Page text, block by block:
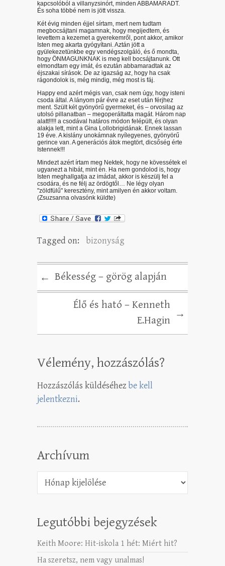
kapcsolóból a villanyzsinórt, minden ABBAMARADT.
És soha többé nem is jött vissza.
Két évig minden éjjel sírtam, mert nem tudtam
megbocsájtani magamnak, hogy megijedtem, és
levettem a kezemet a gyerekemről, pont akkor, amikor
Isten meg akarta gyógyítani. Aztán jött a
gyülekezetünkbe egy vendégszolgáló, és ő mondta,
hogy ÖNMAGUNKNAK is meg kell bocsájtanunk. Ott
elmondtam egy imát, és ezután abbamaradtak az
éjszakai sírások. De az igazság az, hogy ha csak
rágondolok is, még mindig, még most is fáj.
Happy end azért mégis van, csak nem úgy, hogy isteni
csoda által. A lányom pár évre az eset után férjhez
ment. Szült két gyönyörű gyermeket, és – orvosilag az
utolsó pillanatban – megoperáltatta magát. Három nap
alatt!!!!! a csodával határos módon felépült, és olyan
alakja lett, mint a Gina Lollobrigidának. Ennek lassan
19 éve. A kislány unokámnak nyílegyenes, gyönyörű
gerince van. A generációs átok megtört, dicsőség érte
Istennek!!!
Mindezt azért írtam meg Nektek, hogy ne kövessétek el
ugyanezt a hibát, mint én. Ha nem gondolod is, hogy
Isten meghallgatja az imádat, akkor is készülj fel a
csodára, és ne félj az ördögtől… Ne légy olyan
"zöldfülű" keresztény, mint amilyen én akkor voltam.
(Zsuzsanna olvasónk küldte)
Tagged on: bizonyság
← Békesség – görög alapján
Élő és ható – Kenneth
E.Hagin
→
Vélemény, hozzászólás?
Hozzászólás küldéséhez be kell
jelentkezni.
Archívum
Archívum
Legutóbbi bejegyzések
Keith Moore: Hit-iskola 1 hét: Miért hit?
Ha szeretsz, nem vagy unalmas!